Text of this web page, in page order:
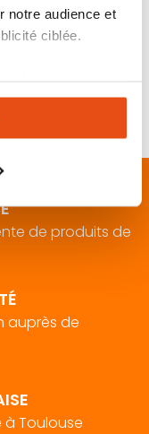
notre audience et
ciblée.
Vous pouvez
Refuser
fonctionnalités.
de produits de
auprès de
à Toulouse